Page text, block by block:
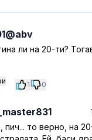
ли на 20-ти?
1 0
пич... то верно, на